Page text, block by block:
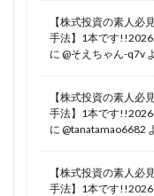
【株式投資の素人必
手法】1本です
に @そえちゃん-q7v
【株式投資の素人必
手法】1本です
に @tanatamao6682
【株式投資の素人必
手法】1本です